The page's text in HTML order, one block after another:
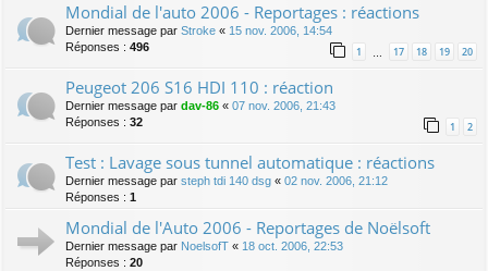
Mondial de l'auto 2006 - Reportages : réactions
Dernier message par Stroke « 15 nov. 2006, 14:54
Réponses : 496 1 … 17 18 19 20
Peugeot 206 S16 HDI 110 : réaction
Dernier message par dav-86 « 07 nov. 2006, 21:43
Réponses : 32 1 2
Test : Lavage sous tunnel automatique : réactions
Dernier message par steph tdi 140 dsg « 02 nov. 2006, 21:12
Réponses : 1
Mondial de l'Auto 2006 - Reportages de Noëlsoft
Dernier message par NoelsofT « 18 oct. 2006, 22:53
Réponses : 20